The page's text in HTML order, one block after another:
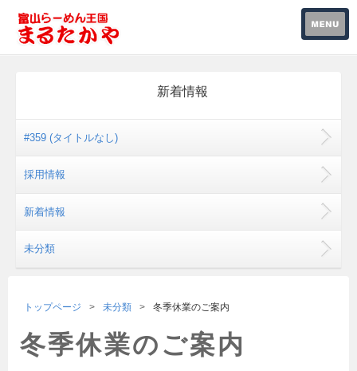
新着情報
#359 (タイトルなし)
採用情報
新着情報
未分類
トップページ 未分類 冬季休業のご案内
冬季休業のご案内